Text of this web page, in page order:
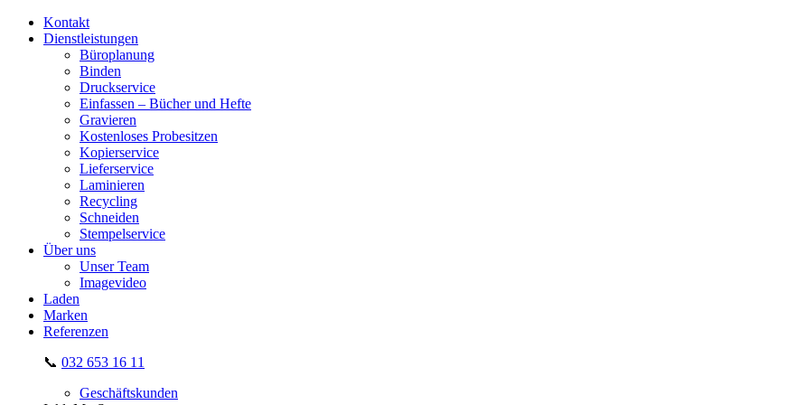
Kontakt
Dienstleistungen
Büroplanung
Binden
Druckservice
Einfassen – Bücher und Hefte
Gravieren
Kostenloses Probesitzen
Kopierservice
Lieferservice
Laminieren
Recycling
Schneiden
Stempelservice
Über uns
Unser Team
Imagevideo
Laden
Marken
Referenzen
📞 032 653 16 11
Geschäftskunden